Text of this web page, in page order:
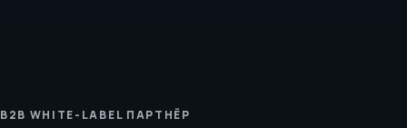
B2B WHITE-LABEL ПАРТНЁР